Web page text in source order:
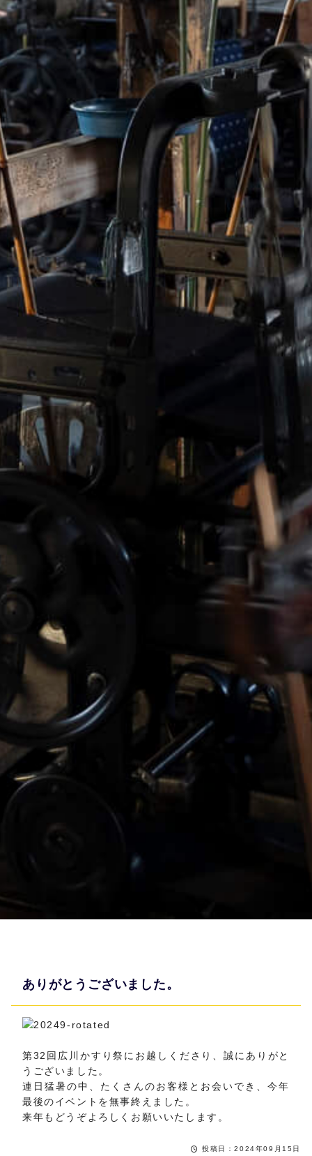
ありがとうございました。
第32回広川かすり祭にお越しくださり、誠にありがと
うございました。
連日猛暑の中、たくさんのお客様とお会いでき、今年
最後のイベントを無事終えました。
来年もどうぞよろしくお願いいたします。
投稿日：2024年09月15日